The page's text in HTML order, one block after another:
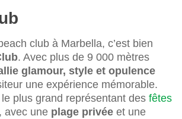
club à Marbella, c’est bien
. Avec plus de 9 000 mètres
glamour, style et opulence
une expérience mémorable.
plus grand représentant des fêtes
, avec une plage privée et une